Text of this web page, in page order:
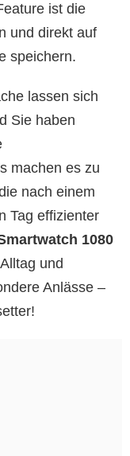
ist die
und direkt auf
speichern.
lassen sich
Sie haben
machen es zu
nach einem
Tag effizienter
1080
und
Anlässe –